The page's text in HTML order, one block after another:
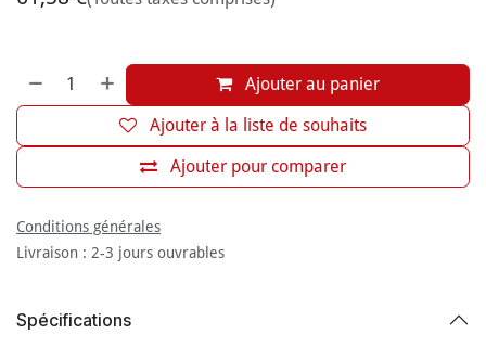
Ajouter au panier
Ajouter pour comparer
Ajouter à la liste de souhaits
Conditions générales
Livraison : 2-3 jours ouvrables
Spécifications